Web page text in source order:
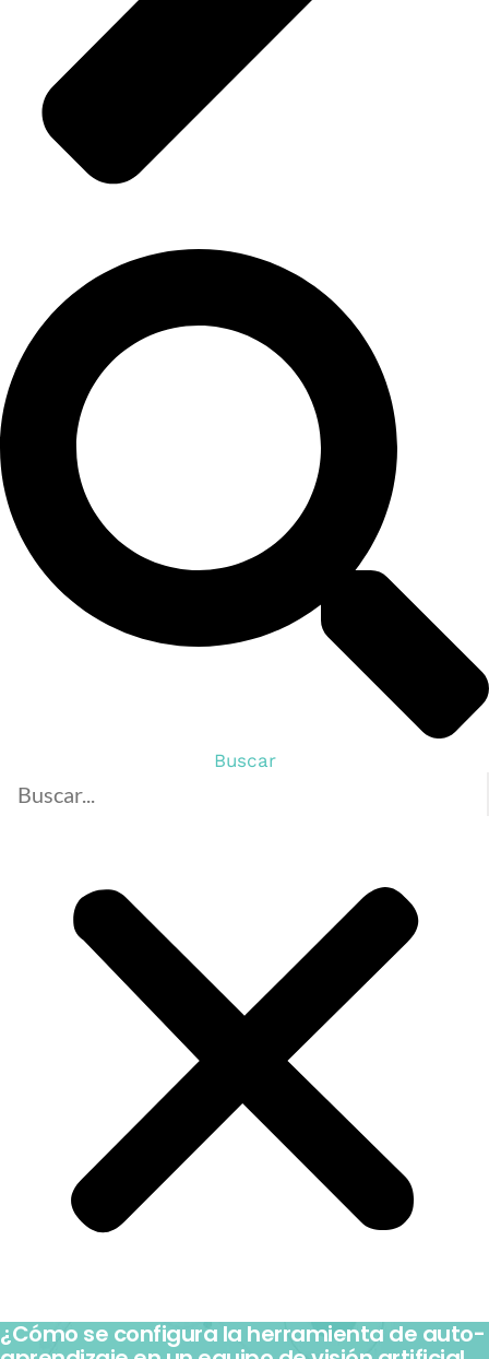
Buscar
¿Cómo se configura la herramienta de auto-